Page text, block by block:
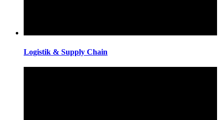
Logistik & Supply Chain